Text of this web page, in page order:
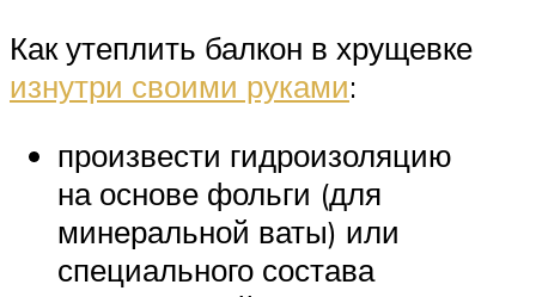
Как утеплить балкон в хрущевке
изнутри своими руками:
произвести гидроизоляцию
на основе фольги (для
минеральной ваты) или
специального состава